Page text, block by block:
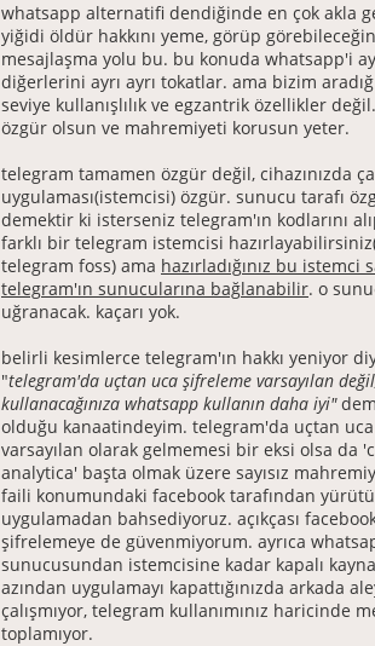
whatsapp alternatifi dendiğinde en çok akla
yiğidi öldür hakkını yeme, görüp
mesajlaşma yolu bu. bu konuda whatsapp'i
diğerlerini ayrı ayrı tokatlar. ama bizim
seviye kullanışlılık ve egzantrik özellikler
özgür olsun ve mahremiyeti korusun yeter.
telegram tamamen özgür değil, cihazınızda
uygulaması(istemcisi) özgür. sunucu tarafı
demektir ki isterseniz telegram'ın kodlarını
farklı bir telegram istemcisi
telegram foss) ama hazırladığınız bu istemci
telegram'ın sunucularına bağlanabilir. o
uğranacak. kaçarı yok.
belirli kesimlerce telegram'ın hakkı yeniyor
"telegram'da uçtan uca şifreleme varsayılan
kullanacağınıza whatsapp kullanın daha iyi"
olduğu kanaatindeyim. telegram'da uçtan
varsayılan olarak gelmemesi bir eksi olsa da
analytica' başta olmak üzere sayısız
faili konumundaki facebook tarafından
uygulamadan bahsediyoruz. açıkçası
şifrelemeye de güvenmiyorum. ayrıca
sunucusundan istemcisine kadar kapalı
azından uygulamayı kapattığınızda arkada
çalışmıyor, telegram kullanımınız haricinde
toplamıyor.